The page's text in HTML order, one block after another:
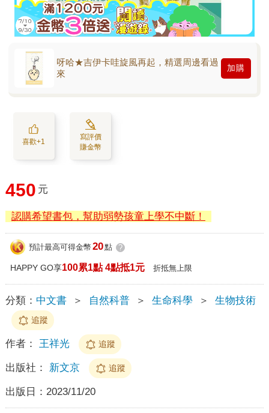
呀哈★吉伊卡哇旋風再起，精選周邊看過
來
加購
喜歡+1
寫評價
賺金幣
450 元
認購希望書包，幫助弱勢孩童上學不中斷！
預計最高可得金幣 20點 ?
HAPPY GO享100累1點 4點抵1元 折抵無上限
分類： 中文書 ＞ 自然科普 ＞ 生命科學 ＞ 生物技術
追蹤
作者： 王祥光 追蹤
出版社： 新文京 追蹤
出版日： 2023/11/20